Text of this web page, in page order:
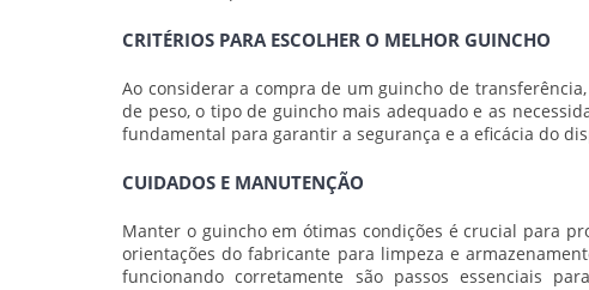
CRITÉRIOS PARA ESCOLHER O MELHOR GUINCHO
Ao considerar a compra de um guincho de
de peso, o tipo de guincho mais adequado e as
fundamental para garantir a segurança e a eficácia do
CUIDADOS E MANUTENÇÃO
Manter o guincho em ótimas condições é crucial para
orientações do fabricante para limpeza e
funcionando corretamente são passos essenciais